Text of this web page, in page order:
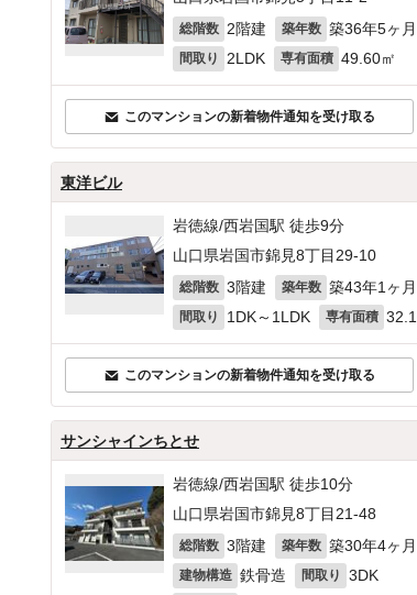
総階数 2階建 築年数 築36年5ヶ月
間取り 2LDK 専有面積 49.60㎡
このマンションの新着物件通知を受け取る
東洋ビル
岩徳線/西岩国駅 徒歩9分
山口県岩国市錦見8丁目29-10
総階数 3階建 築年数 築43年1ヶ月
間取り 1DK～1LDK 専有面積
このマンションの新着物件通知を受け取る
サンシャインちとせ
岩徳線/西岩国駅 徒歩10分
山口県岩国市錦見8丁目21-48
総階数 3階建 築年数 築30年4ヶ月
建物構造 鉄骨造 間取り 3DK